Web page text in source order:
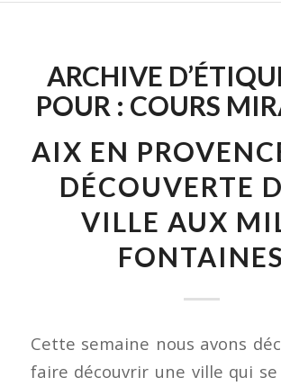
ARCHIVE
POUR : COURS
AIX EN
DÉCOUVERTE
VILLE AUX
FONTAINES
Cette semaine nous avons
faire découvrir une ville qui